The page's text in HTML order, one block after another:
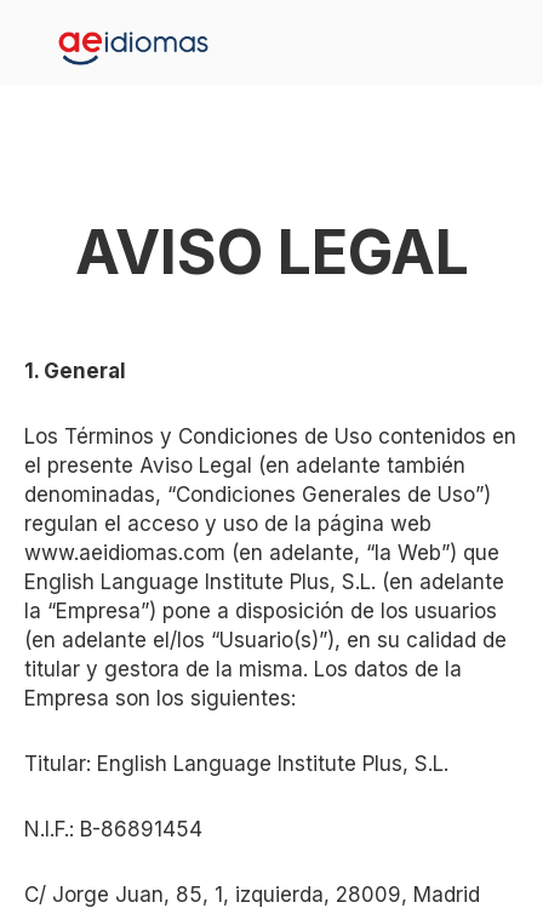
AVISO LEGAL
1. General
Los Términos y Condiciones de Uso contenidos en
el presente Aviso Legal (en adelante también
denominadas, “Condiciones Generales de Uso”)
regulan el acceso y uso de la página web
www.aeidiomas.com (en adelante, “la Web”) que
English Language Institute Plus, S.L. (en adelante
la “Empresa”) pone a disposición de los usuarios
(en adelante el/los “Usuario(s)”), en su calidad de
titular y gestora de la misma. Los datos de la
Empresa son los siguientes:
Titular: English Language Institute Plus, S.L.
N.I.F.: B-86891454
C/ Jorge Juan, 85, 1, izquierda, 28009, Madrid